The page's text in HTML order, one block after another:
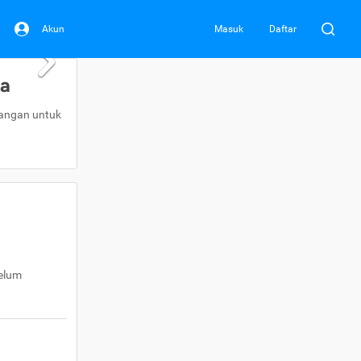
Akun Masuk Daftar
untuk